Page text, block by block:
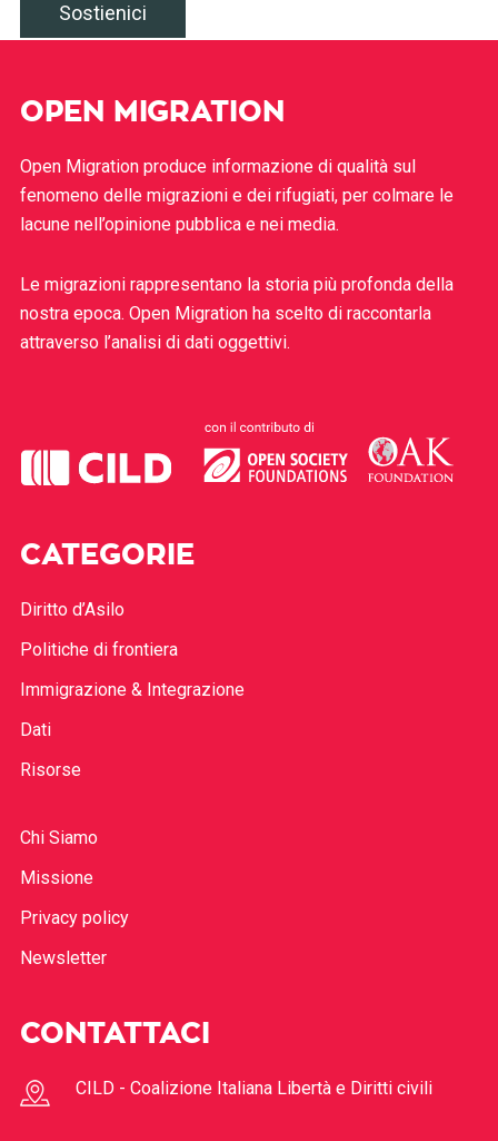
Sostienici
OPEN MIGRATION
Open Migration produce informazione di qualità sul
fenomeno delle migrazioni e dei rifugiati, per colmare le
lacune nell’opinione pubblica e nei media.
Le migrazioni rappresentano la storia più profonda della
nostra epoca. Open Migration ha scelto di raccontarla
attraverso l’analisi di dati oggettivi.
CATEGORIE
Diritto d’Asilo
Politiche di frontiera
Immigrazione & Integrazione
Dati
Risorse
Chi Siamo
Missione
Privacy policy
Newsletter
CONTATTACI
CILD - Coalizione Italiana Libertà e Diritti civili